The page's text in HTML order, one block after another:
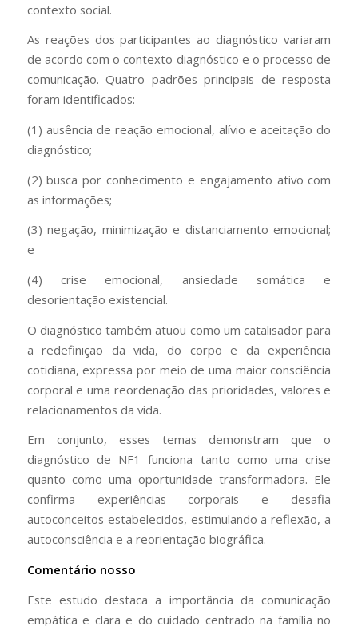
contexto social.
As reações dos participantes ao diagnóstico variaram
de acordo com o contexto diagnóstico e o processo de
comunicação. Quatro padrões principais de resposta
foram identificados:
(1) ausência de reação emocional, alívio e aceitação do
diagnóstico;
(2) busca por conhecimento e engajamento ativo com
as informações;
(3) negação, minimização e distanciamento emocional;
e
(4) crise emocional, ansiedade somática e
desorientação existencial.
O diagnóstico também atuou como um catalisador para
a redefinição da vida, do corpo e da experiência
cotidiana, expressa por meio de uma maior consciência
corporal e uma reordenação das prioridades, valores e
relacionamentos da vida.
Em conjunto, esses temas demonstram que o
diagnóstico de NF1 funciona tanto como uma crise
quanto como uma oportunidade transformadora. Ele
confirma experiências corporais e desafia
autoconceitos estabelecidos, estimulando a reflexão, a
autoconsciência e a reorientação biográfica.
Comentário nosso
Este estudo destaca a importância da comunicação
empática e clara e do cuidado centrado na família no